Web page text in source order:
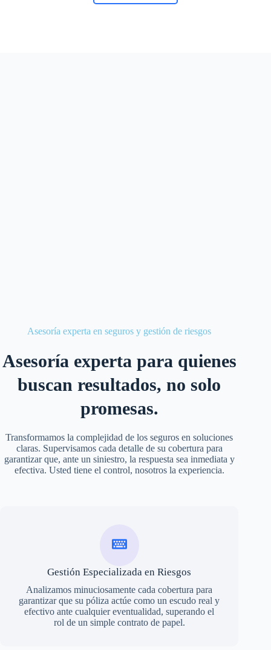
Asesoría experta en seguros y gestión de riesgos
Asesoría experta para quienes
buscan resultados, no solo
promesas.
Transformamos la complejidad de los seguros en soluciones
claras. Supervisamos cada detalle de su cobertura para
garantizar que, ante un siniestro, la respuesta sea inmediata y
efectiva. Usted tiene el control, nosotros la experiencia.
Gestión Especializada en Riesgos
Analizamos minuciosamente cada cobertura para
garantizar que su póliza actúe como un escudo real y
efectivo ante cualquier eventualidad, superando el
rol de un simple contrato de papel.